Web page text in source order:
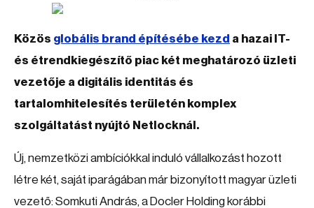
Közös globális brand építésébe kezd a hazai IT-
és étrendkiegészítő piac két meghatározó üzleti
vezetője a digitális identitás és
tartalomhitelesítés területén komplex
szolgáltatást nyújtó Netlocknál.
Új, nemzetközi ambíciókkal induló vállalkozást hozott
létre két, saját iparágában már bizonyított magyar üzleti
vezető: Somkuti András, a Docler Holding korábbi